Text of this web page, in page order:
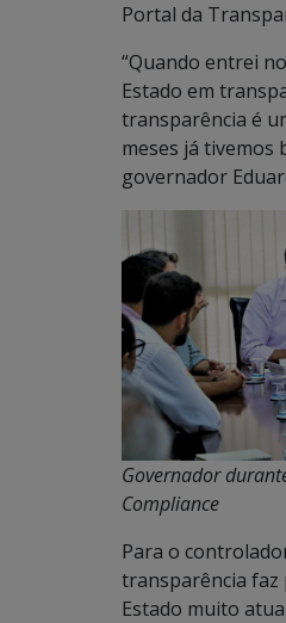
Portal da
“Quando entrei
Estado em
transparência é
meses já tivemos
governador
Governador
Compliance
Para o
transparência faz
Estado muito